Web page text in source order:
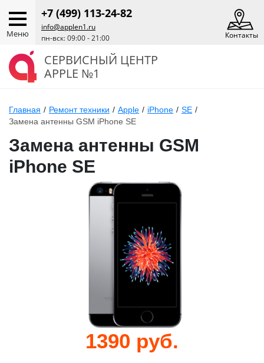
Меню
+7 (499) 113-24-82
info@applen1.ru
пн-вск: 09:00 - 21:00
Контакты
СЕРВИСНЫЙ ЦЕНТР
APPLE №1
Главная / Ремонт техники / Apple / iPhone / SE /
Замена антенны GSM iPhone SE
Замена антенны GSM
iPhone SE
1390 руб.